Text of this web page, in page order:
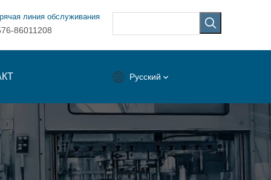
линия обслуживания
86011208
Pусский